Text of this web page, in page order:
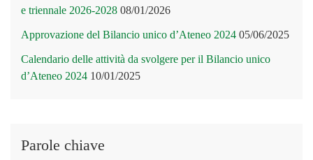
e triennale 2026-2028 08/01/2026
Approvazione del Bilancio unico d’Ateneo 2024 05/06/2025
Calendario delle attività da svolgere per il Bilancio unico
d’Ateneo 2024 10/01/2025
Parole chiave